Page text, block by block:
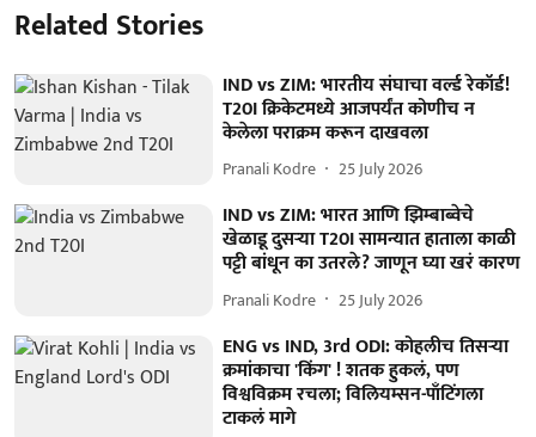
Related Stories
IND vs ZIM: भारतीय संघाचा वर्ल्ड रेकॉर्ड!
T20I क्रिकेटमध्ये आजपर्यंत कोणीच न
केलेला पराक्रम करून दाखवला
Pranali Kodre 25 July 2026
IND vs ZIM: भारत आणि झिम्बाब्वेचे
खेळाडू दुसऱ्या T20I सामन्यात हाताला काळी
पट्टी बांधून का उतरले? जाणून घ्या खरं कारण
Pranali Kodre 25 July 2026
ENG vs IND, 3rd ODI: कोहलीच तिसऱ्या
क्रमांकाचा 'किंग' ! शतक हुकलं, पण
विश्वविक्रम रचला; विलियम्सन-पाँटिंगला
टाकलं मागे